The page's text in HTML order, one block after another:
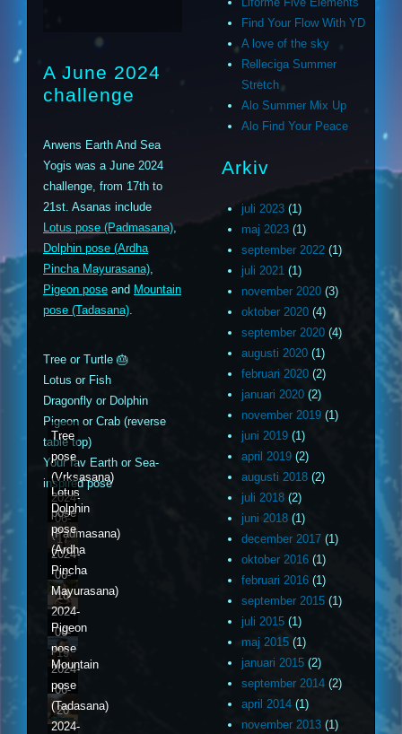
A June 2024
challenge
Arwens Earth And Sea
Yogis was a June 2024
challenge, from 17th to
21st. Asanas include
Lotus pose (Padmasana)
Dolphin pose (Ardha
Pincha Mayurasana)
Pigeon pose and Mountain
pose (Tadasana)
Tree or Turtle 🎂
Lotus or Fish
Dragonfly or Dolphin
Pigeon or Crab (reverse
table top)
Your fav Earth or Sea-
inspired pose
Tree
pose
(Vrksasana)
2024-
06-
17
Lotus
pose
(Padmasana)
2024-
06-
18
Dolphin
pose
(Ardha
Pincha
Mayurasana)
2024-
06-
19
Pigeon
pose
2024-
06-
20
Mountain
pose
(Tadasana)
2024-
Find Your Flow With YD
A love of the sky
Relleciga Summer
Stretch
Alo Summer Mix Up
Alo Find Your Peace
Arkiv
juli 2023 (1)
maj 2023 (1)
september 2022 (1)
juli 2021 (1)
november 2020 (3)
oktober 2020 (4)
september 2020 (4)
augusti 2020 (1)
februari 2020 (2)
januari 2020 (2)
november 2019 (1)
juni 2019 (1)
april 2019 (2)
augusti 2018 (2)
juli 2018 (2)
juni 2018 (1)
december 2017 (1)
oktober 2016 (1)
februari 2016 (1)
september 2015 (1)
juli 2015 (1)
maj 2015 (1)
januari 2015 (2)
september 2014 (2)
april 2014 (1)
november 2013 (1)